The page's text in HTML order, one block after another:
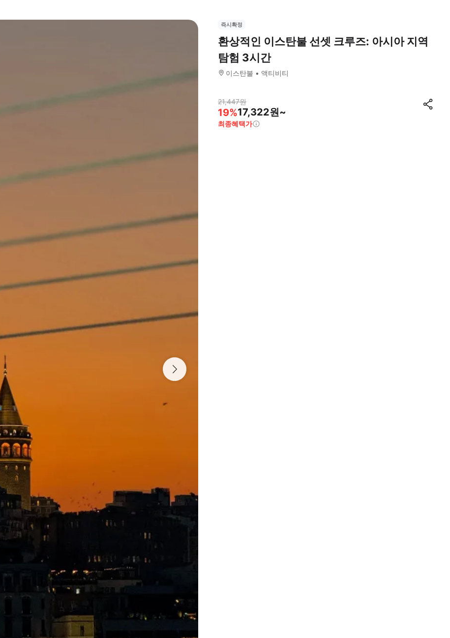
즉시확정
환상적인 이스탄불 선셋 크루즈: 아시아 지역
탐험 3시간
이스탄불 액티비티
21,447원
19%17,322원~
최종혜택가